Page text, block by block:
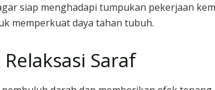
siap menghadapi tumpukan pekerjaan
memperkuat daya tahan tubuh.
Saraf